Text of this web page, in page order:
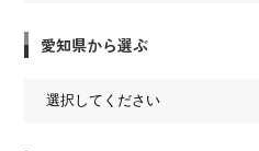
愛知県から選ぶ